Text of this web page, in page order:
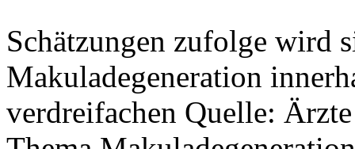
Schätzungen zufolge wird
Makuladegeneration
verdreifachen Quelle: